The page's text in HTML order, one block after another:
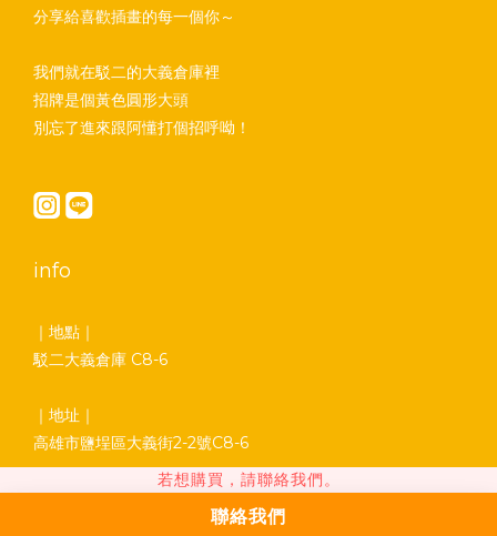
若想購買，請聯絡我們。
聯絡我們
分享給喜歡插畫的每一個你～
我們就在駁二的大義倉庫裡
招牌是個黃色圓形大頭
別忘了進來跟阿懂打個招呼呦！
info
｜地點｜
駁二大義倉庫 C8-6
｜地址｜
高雄市鹽埕區大義街2-2號C8-6
｜營業時間｜